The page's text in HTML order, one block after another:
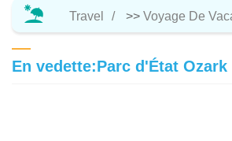
Travel >> Voyage De
En vedette:Parc d'État